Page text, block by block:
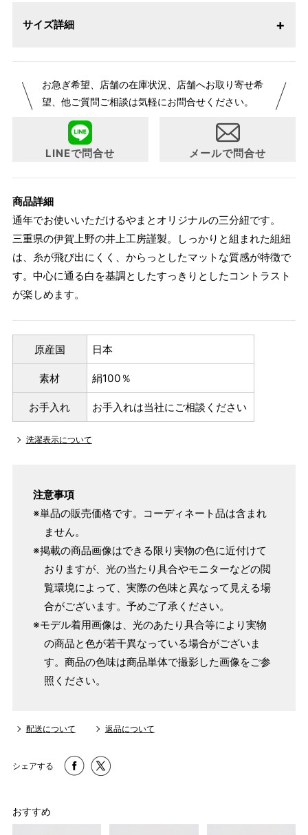
サイズ詳細
お急ぎ希望、店舗の在庫状況、店舗へお取り寄せ希
望、他ご質問ご相談は気軽にお問合せください。
LINEで問合せ メールで問合せ
商品詳細
通年でお使いいただけるやまとオリジナルの三分紐です。
三重県の伊賀上野の井上工房謹製。しっかりと組まれた組紐
は、糸が飛び出にくく、からっとしたマットな質感が特徴で
す。中心に通る白を基調としたすっきりとしたコントラスト
が楽しめます。
原産国 日本
素材 絹100％
お手入れ お手入れは当社にご相談ください
洗濯表示について
注意事項
※単品の販売価格です。コーディネート品は含まれ
ません。
※掲載の商品画像はできる限り実物の色に近付けて
おりますが、光の当たり具合やモニターなどの閲
覧環境によって、実際の色味と異なって見える場
合がございます。予めご了承ください。
※モデル着用画像は、光のあたり具合等により実物
の商品と色が若干異なっている場合がございま
す。商品の色味は商品単体で撮影した画像をご参
照ください。
配送について 返品について
シェアする
おすすめ